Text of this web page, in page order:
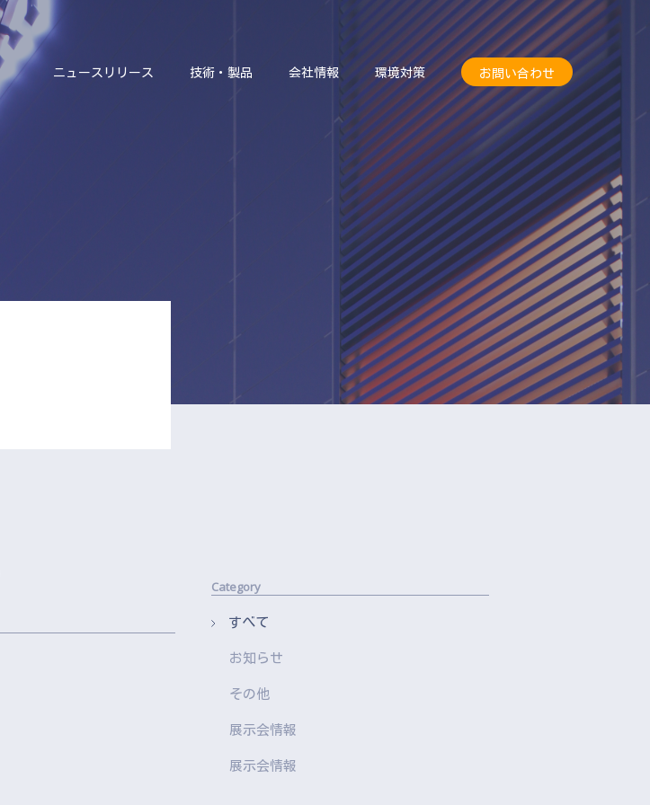
ニュースリリース 技術・製品 会社情報 環境対策 お問い合わせ
会社情報 環境対策 お問い合わせ
Category
すべて
お知らせ
その他
展示会情報
展示会情報